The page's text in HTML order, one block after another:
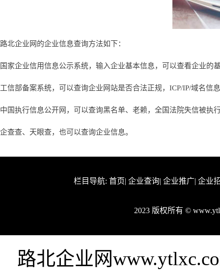
路北企业网的企业信息查询方法如下：
国家企业信用信息公示系统，输入企业基本信息，可以查看企业的
工信部备案系统，可以查询企业网站是否合法正规，ICP/IP/域名信
中国执行信息公开网，可以查询黑名单、老赖，全国法院失信被执
企查查、天眼查，也可以查询企业信息。
栏目导航: 首页| 企业查询| 企业推广| 企业
2023 版权所有 ©
路北企业网